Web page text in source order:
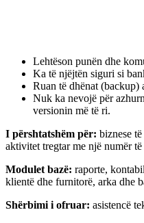
Lehtëson punën dhe
Ka të njëjtën siguri si
Ruan të dhënat (backup)
Nuk ka nevojë për
versionin më të ri.
I përshtatshëm për: biznese
aktivitet tregtar me një numër
Modulet bazë: raporte,
klientë dhe furnitorë, arka dhe
Shërbimi i ofruar: asistencë